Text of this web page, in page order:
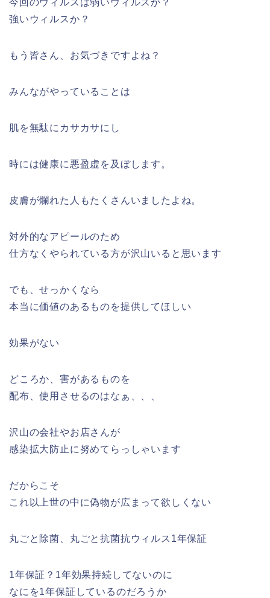
今回のウィルスは弱いウィルスか？
強いウィルスか？
もう皆さん、お気づきですよね？
みんながやっていることは
肌を無駄にカサカサにし
時には健康に悪盈虚を及ぼします。
皮膚が爛れた人もたくさんいましたよね。
対外的なアピールのため
仕方なくやられている方が沢山いると思います
でも、せっかくなら
本当に価値のあるものを提供してほしい
効果がない
どころか、害があるものを
配布、使用させるのはなぁ、、、
沢山の会社やお店さんが
感染拡大防止に努めてらっしゃいます
だからこそ
これ以上世の中に偽物が広まって欲しくない
丸ごと除菌、丸ごと抗菌抗ウィルス1年保証
1年保証？1年効果持続してないのに
なにを1年保証しているのだろうか